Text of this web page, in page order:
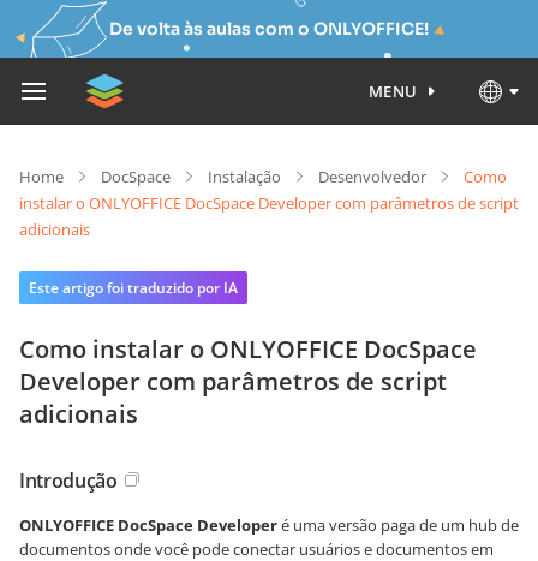
De volta às aulas com o ONLYOFFICE!
MENU
Home DocSpace Instalação Desenvolvedor
Como
instalar o ONLYOFFICE DocSpace Developer com parâmetros de script
adicionais
Este artigo foi traduzido por IA
Como instalar o ONLYOFFICE DocSpace
Developer com parâmetros de script
adicionais
Introdução
ONLYOFFICE DocSpace Developeré uma versão pagade um hub de
documentos onde você pode conectar usuários e documentos em